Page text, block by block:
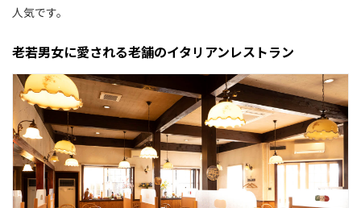
人気です。
老若男女に愛される老舗のイタリアンレストラン